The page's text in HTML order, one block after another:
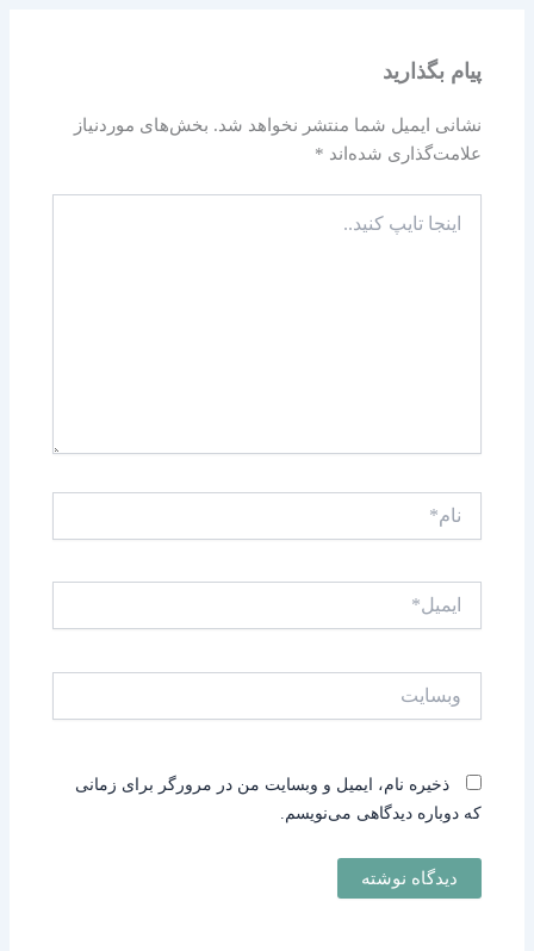
پیام بگذارید
نشانی ایمیل شما منتشر نخواهد شد. بخش‌های موردنیاز
علامت‌گذاری شده‌اند *
تایپ
ذخیره نام، ایمیل و وبسایت من در مرورگر برای زمانی
که دوباره دیدگاهی می‌نویسم.